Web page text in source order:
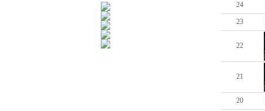
24
23
22
21
20